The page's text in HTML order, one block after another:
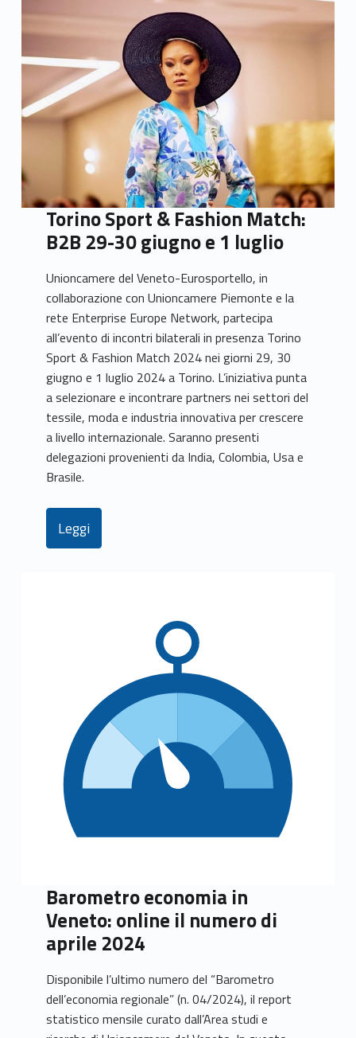
Torino Sport & Fashion Match:
B2B 29-30 giugno e 1 luglio
Unioncamere del Veneto-Eurosportello, in
collaborazione con Unioncamere Piemonte e la
rete Enterprise Europe Network, partecipa
all’evento di incontri bilaterali in presenza Torino
Sport & Fashion Match 2024 nei giorni 29, 30
giugno e 1 luglio 2024 a Torino. L’iniziativa punta
a selezionare e incontrare partners nei settori del
tessile, moda e industria innovativa per crescere
a livello internazionale. Saranno presenti
delegazioni provenienti da India, Colombia, Usa e
Brasile.
Leggi
Barometro economia in
Veneto: online il numero di
aprile 2024
Disponibile l’ultimo numero del “Barometro
dell’economia regionale” (n. 04/2024), il report
statistico mensile curato dall’Area studi e